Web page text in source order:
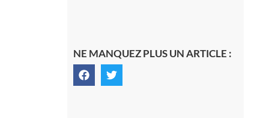
NE MANQUEZ PLUS UN ARTICLE :